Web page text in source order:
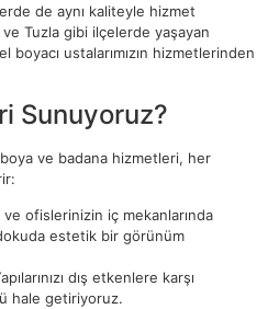
de aynı kaliteyle hizmet
Tuzla gibi ilçelerde yaşayan
ustalarımızın hizmetlerinden
Sunuyoruz?
ve badana hizmetleri, her
ve ofislerinizin iç mekanlarında
estetik bir görünüm
dış etkenlere karşı
hale getiriyoruz.